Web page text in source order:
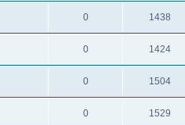
0 1438
0 1424
0 1504
0 1529